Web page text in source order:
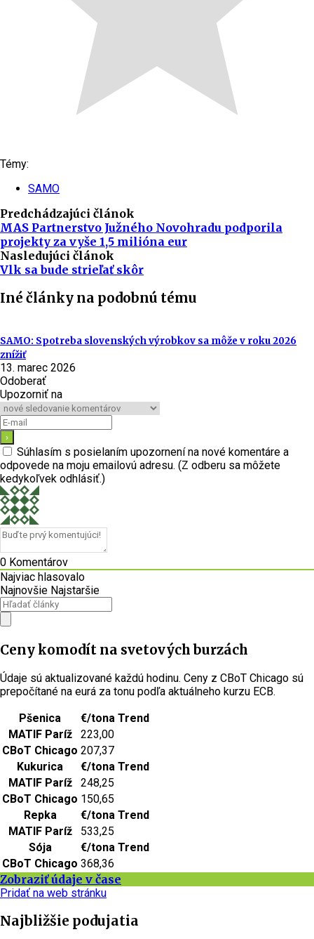
Témy:
SAMO
Predchádzajúci článok
MAS Partnerstvo Južného Novohradu podporila
projekty za vyše 1,5 milióna eur
Nasledujúci článok
Vlk sa bude strieľať skôr
Iné články na podobnú tému
SAMO: Spotreba slovenských výrobkov sa môže v roku 2026
znížiť
13. marec 2026
Odoberať
Upozorniť na
Súhlasím s posielaním upozornení na nové komentáre a
odpovede na moju emailovú adresu. (Z odberu sa môžete
kedykoľvek odhlásiť.)
0 Komentárov
Najviac hlasovalo
Najnovšie Najstaršie
Ceny komodít na svetových burzách
Údaje sú aktualizované každú hodinu. Ceny z CBoT Chicago sú
prepočítané na eurá za tonu podľa aktuálneho kurzu ECB.
Pšenica
€/tona Trend
MATIF Paríž
223,00
CBoT Chicago 207,37
Kukurica
€/tona Trend
MATIF Paríž
248,25
CBoT Chicago 150,65
Repka
€/tona Trend
MATIF Paríž
533,25
Sója
€/tona Trend
CBoT Chicago 368,36
Zobraziť údaje v čase
Pridať na web stránku
Najbližšie podujatia